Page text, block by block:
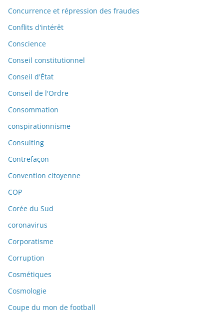
Concurrence et répression des fraudes
Conflits d'intérêt
Conscience
Conseil constitutionnel
Conseil d'État
Conseil de l'Ordre
Consommation
conspirationnisme
Consulting
Contrefaçon
Convention citoyenne
COP
Corée du Sud
coronavirus
Corporatisme
Corruption
Cosmétiques
Cosmologie
Coupe du mon de football